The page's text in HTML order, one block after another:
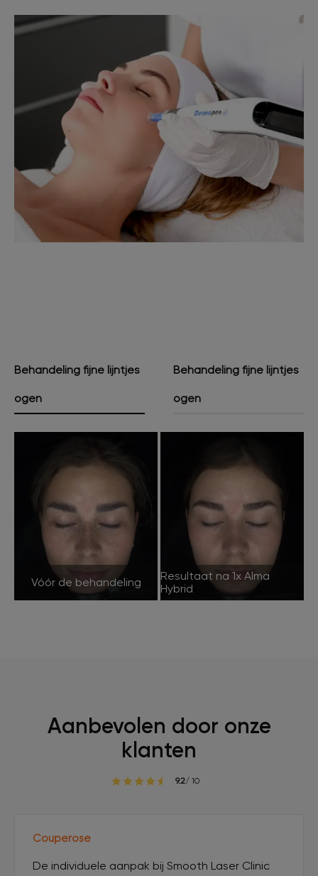
Behandeling fijne lijntjes
ogen
Behandeling fijne lijntjes
ogen
Vóór de behandeling
Resultaat na 1x Alma
Hybrid
Aanbevolen door onze
klanten
9.2/ 10
Couperose
De individuele aanpak bij Smooth Laser Clinic